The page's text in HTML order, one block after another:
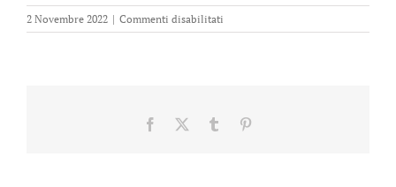
2 Novembre 2022 | Commenti disabilitati
Violeta.
libris
Facebook Tumblr